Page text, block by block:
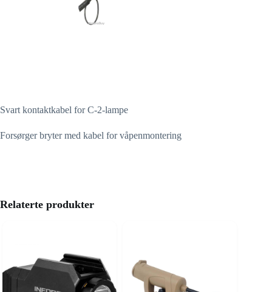
Svart kontaktkabel for C-2-lampe
Forsørger bryter med kabel for våpenmontering
Relaterte produkter